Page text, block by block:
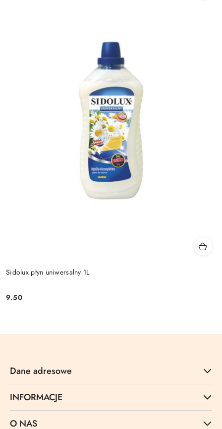
Sidolux płyn uniwersalny 1L
Cena:
9.50
Dane adresowe
INFORMACJE
O NAS